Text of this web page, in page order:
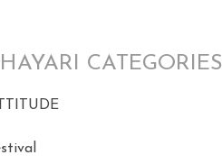
CATEGORIES